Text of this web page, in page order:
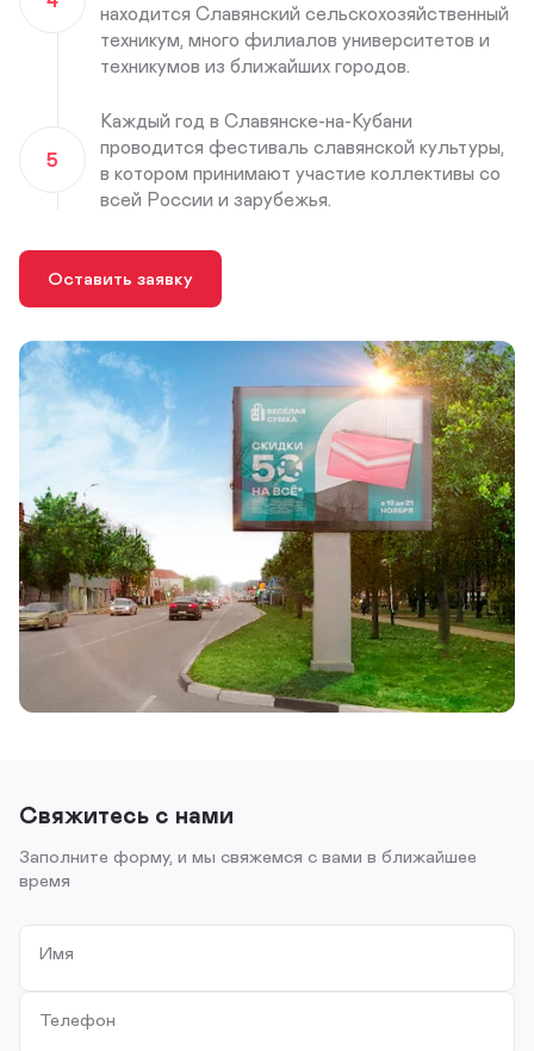
находится Славянский сельскохозяйственный
техникум, много филиалов университетов и
техникумов из ближайших городов.
5
Каждый год в Славянске-на-Кубани
проводится фестиваль славянской культуры,
в котором принимают участие коллективы со
всей России и зарубежья.
Оставить заявку
Свяжитесь с нами
Заполните форму, и мы свяжемся с вами в ближайшее
время
Имя
Телефон